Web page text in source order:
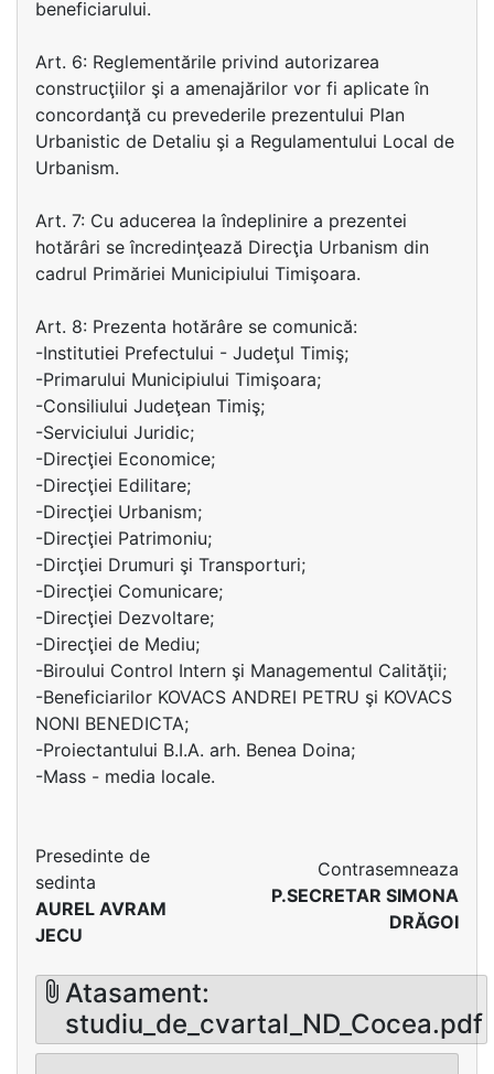
beneficiarului.
Art. 6: Reglementările privind autorizarea
construcţiilor şi a amenajărilor vor fi aplicate în
concordanţă cu prevederile prezentului Plan
Urbanistic de Detaliu şi a Regulamentului Local de
Urbanism.
Art. 7: Cu aducerea la îndeplinire a prezentei
hotărâri se încredinţează Direcţia Urbanism din
cadrul Primăriei Municipiului Timişoara.
Art. 8: Prezenta hotărâre se comunică:
-Institutiei Prefectului - Judeţul Timiş;
-Primarului Municipiului Timişoara;
-Consiliului Judeţean Timiş;
-Serviciului Juridic;
-Direcţiei Economice;
-Direcţiei Edilitare;
-Direcţiei Urbanism;
-Direcţiei Patrimoniu;
-Dircţiei Drumuri şi Transporturi;
-Direcţiei Comunicare;
-Direcţiei Dezvoltare;
-Direcţiei de Mediu;
-Biroului Control Intern şi Managementul Calităţii;
-Beneficiarilor KOVACS ANDREI PETRU şi KOVACS
NONI BENEDICTA;
-Proiectantului B.I.A. arh. Benea Doina;
-Mass - media locale.
Presedinte de
sedinta
AUREL AVRAM
JECU
Contrasemneaza
P.SECRETAR SIMONA
DRĂGOI
Atasament:
studiu_de_cvartal_ND_Cocea.pdf